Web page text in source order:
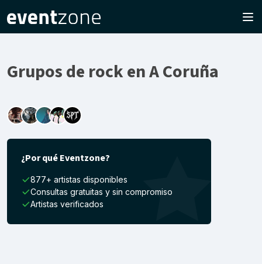
Grupos de rock en A Coruña
¿Por qué Eventzone?
877+ artistas disponibles
Consultas gratuitas y sin compromiso
Artistas verificados